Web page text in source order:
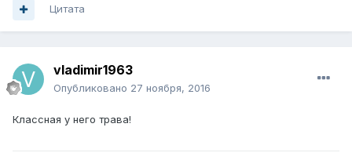
Цитата
vladimir1963
Опубликовано 27 ноября, 2016
Классная у него трава!